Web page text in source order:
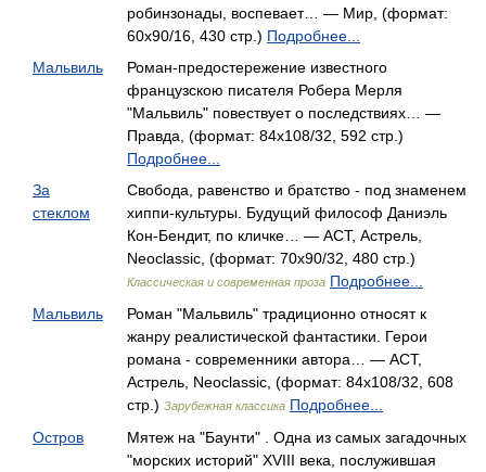
робинзонады, воспевает… — Мир, (формат:
60x90/16, 430 стр.) Подробнее...
Мальвиль
Роман-предостережение известного
французскою писателя Робера Мерля
"Мальвиль" повествует о последствиях… —
Правда, (формат: 84x108/32, 592 стр.)
Подробнее...
За
стеклом
Свобода, равенство и братство - под знаменем
хиппи-культуры. Будущий философ Даниэль
Кон-Бендит, по кличке… — АСТ, Астрель,
Neoclassic, (формат: 70x90/32, 480 стр.)
Классическая и современная проза Подробнее...
Мальвиль
Роман "Мальвиль" традиционно относят к
жанру реалистической фантастики. Герои
романа - современники автора… — АСТ,
Астрель, Neoclassic, (формат: 84x108/32, 608
стр.) Зарубежная классика Подробнее...
Остров
Мятеж на "Баунти" . Одна из самых загадочных
"морских историй" XVIII века, послужившая